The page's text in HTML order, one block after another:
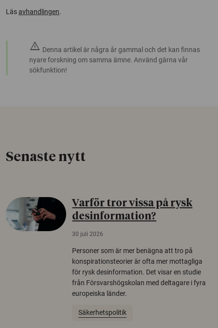
Läsavhandlingen.
warning Denna artikel är några år gammal och det kan finnas
nyare forskning om samma ämne. Använd gärna vår
sökfunktion!
Senaste nytt
Varför tror vissa på rysk
desinformation?
30 juli 2026
Personer som är mer benägna att tro på
konspirationsteorier är ofta mer mottagliga
för rysk desinformation. Det visar en studie
från Försvarshögskolan med deltagare i fyra
europeiska länder.
Säkerhetspolitik